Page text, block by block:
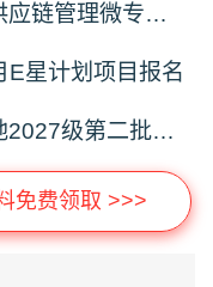
北方民族大学2026年数智供应链管理微专业招生简章
E星计划项目报名
吉林大学MEM广东实践基地2027级第二批次预审面试启动
免费领取 >>>